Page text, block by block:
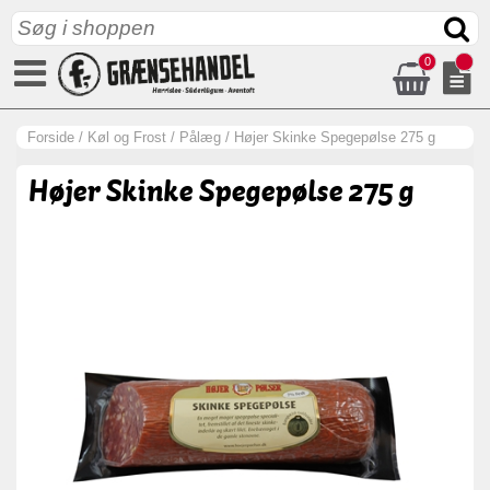
0
Forside / Køl og Frost / Pålæg / Højer Skinke Spegepølse 275 g
Højer Skinke Spegepølse 275 g